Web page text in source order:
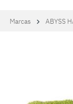
Marcas ABYSS
Omitir galería de